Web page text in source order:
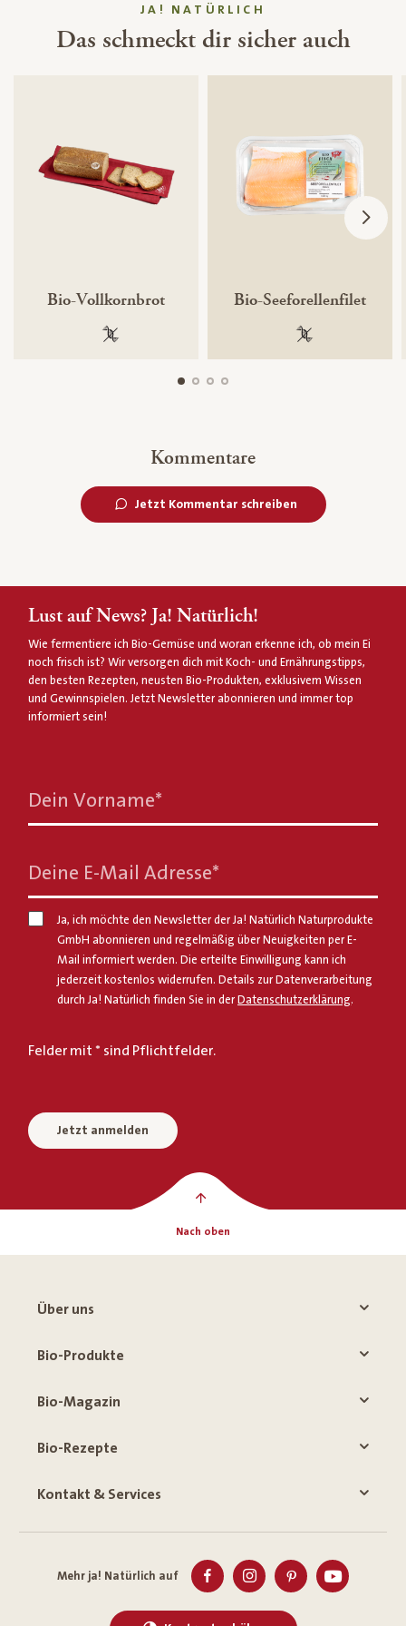
JA! NATÜRLICH
Das schmeckt dir sicher auch
Bio-Vollkornbrot
100 % gentechnikfrei
Bio-Seeforellenfilet
100 %
Kommentare
Jetzt Kommentar schreiben
Lust auf News? Ja! Natürlich!
Wie fermentiere ich Bio-Gemüse und woran erkenne ich, ob mein Ei
noch frisch ist? Wir versorgen dich mit Koch- und Ernährungstipps,
den besten Rezepten, neusten Bio-Produkten, exklusivem Wissen
und Gewinnspielen. Jetzt Newsletter abonnieren und immer top
informiert sein!
Dein Vorname*
Deine E-Mail Adresse*
Ja, ich möchte den Newsletter der Ja! Natürlich Naturprodukte
GmbH abonnieren und regelmäßig über Neuigkeiten per E-
Mail informiert werden. Die erteilte Einwilligung kann ich
jederzeit kostenlos widerrufen. Details zur Datenverarbeitung
durch Ja! Natürlich finden Sie in der Datenschutzerklärung.
Felder mit * sind Pflichtfelder.
Jetzt anmelden
Nach oben
Über uns
Bio-Produkte
Bio-Magazin
Bio-Rezepte
Kontakt & Services
Mehr ja! Natürlich auf